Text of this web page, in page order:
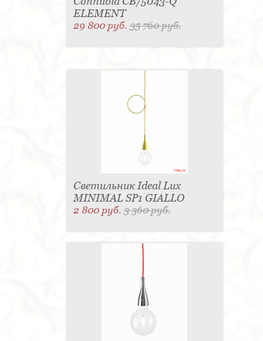
ELEMENT
29 800 руб.35 760 руб.
Светильник Ideal Lux
MINIMAL SP1 GIALLO
2 800 руб.3 360 руб.